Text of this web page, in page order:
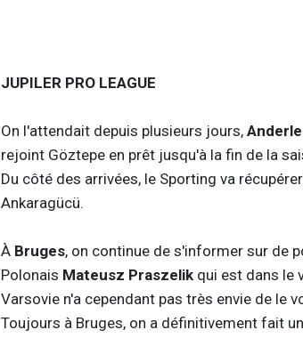
JUPILER PRO LEAGUE
On l'attendait depuis plusieurs jours,
rejoint Göztepe en prêt jusqu'à la fin de la
Du côté des arrivées, le Sporting va récupérer
Ankaragücü.
À Bruges, on continue de s'informer sur de
Polonais Mateusz Praszelik qui est dans le
Varsovie n'a cependant pas très envie de le
Toujours à Bruges, on a définitivement fait